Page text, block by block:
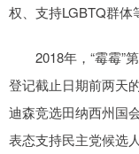
权、支持LGBTQ群体
2018年，“霉霉”第
登记截止日期前两天
迪森竞选田纳西州国
表态支持民主党候选人